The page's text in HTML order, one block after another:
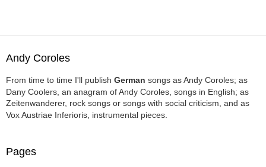
Andy Coroles
From time to time I'll publish German songs as Andy Coroles; as
Dany Coolers, an anagram of Andy Coroles, songs in English; as
Zeitenwanderer, rock songs or songs with social criticism, and as
Vox Austriae Inferioris, instrumental pieces.
Pages